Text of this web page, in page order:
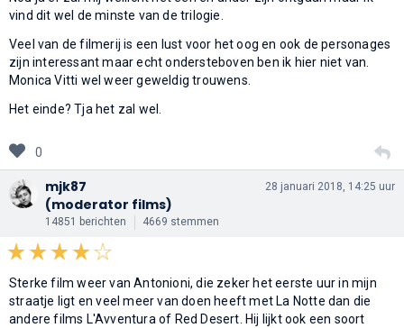
vind dit wel de minste van de trilogie.
Veel van de filmerij is een lust voor het oog en ook de personages
zijn interessant maar echt ondersteboven ben ik hier niet van.
Monica Vitti wel weer geweldig trouwens.
Het einde? Tja het zal wel.
0
mjk87
(moderator films)
14851 berichten 4669 stemmen
28 januari 2018, 14:25 uur
Sterke film weer van Antonioni, die zeker het eerste uur in mijn
straatje ligt en veel meer van doen heeft met La Notte dan die
andere films L'Avventura of Red Desert. Hij lijkt ook een soort